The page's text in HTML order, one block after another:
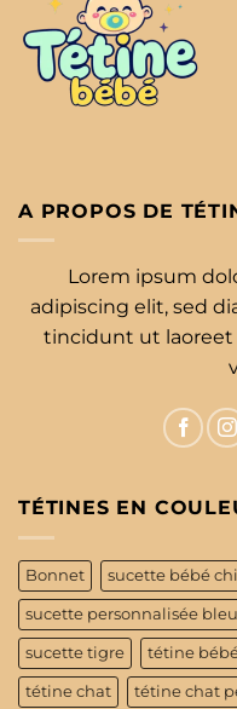
A PROPOS DE
Lorem ipsum
adipiscing elit, sed
tincidunt ut laoreet
TÉTINES EN
Bonnet sucette bébé
sucette personnalisée bleu
sucette tigre tétine
tétine chat tétine chat